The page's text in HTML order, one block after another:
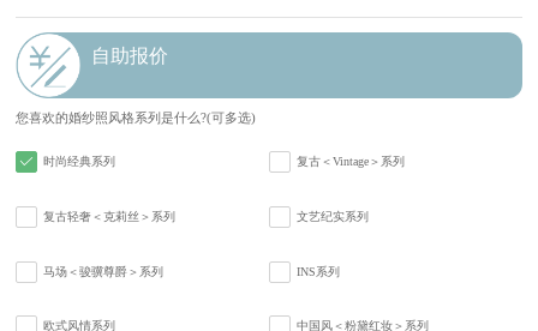
自助报价
您喜欢的婚纱照风格系列是什么?(可多选)
时尚经典系列 复古＜Vintage＞系列
复古轻奢＜克莉丝＞系列 文艺纪实系列
马场＜骏骥尊爵＞系列 INS系列
欧式风情系列 中国风＜粉黛红妆＞系列